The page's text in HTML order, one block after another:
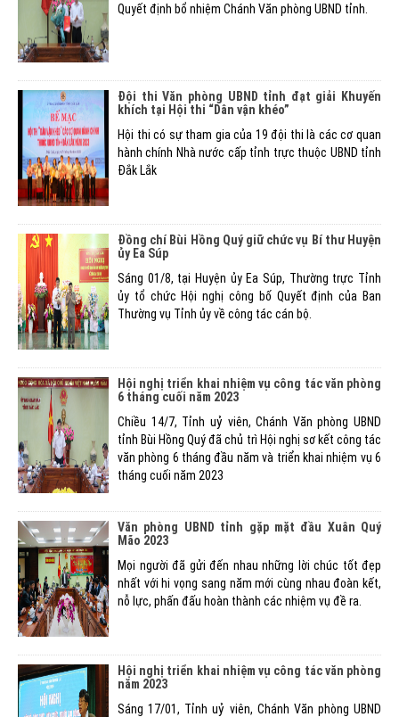
Quyết định bổ nhiệm Chánh Văn phòng UBND tỉnh.
Đội thi Văn phòng UBND tỉnh đạt giải Khuyến
khích tại Hội thi “Dân vận khéo”
Hội thi có sự tham gia của 19 đội thi là các cơ quan
hành chính Nhà nước cấp tỉnh trực thuộc UBND tỉnh
Đắk Lắk
Đồng chí Bùi Hồng Quý giữ chức vụ Bí thư Huyện
ủy Ea Súp
Sáng 01/8, tại Huyện ủy Ea Súp, Thường trực Tỉnh
ủy tổ chức Hội nghị công bố Quyết định của Ban
Thường vụ Tỉnh ủy về công tác cán bộ.
Hội nghị triển khai nhiệm vụ công tác văn phòng
6 tháng cuối năm 2023
Chiều 14/7, Tỉnh uỷ viên, Chánh Văn phòng UBND
tỉnh Bùi Hồng Quý đã chủ trì Hội nghị sơ kết công tác
văn phòng 6 tháng đầu năm và triển khai nhiệm vụ 6
tháng cuối năm 2023
Văn phòng UBND tỉnh gặp mặt đầu Xuân Quý
Mão 2023
Mọi người đã gửi đến nhau những lời chúc tốt đẹp
nhất với hi vọng sang năm mới cùng nhau đoàn kết,
nỗ lực, phấn đấu hoàn thành các nhiệm vụ đề ra.
Hội nghị triển khai nhiệm vụ công tác văn phòng
năm 2023
Sáng 17/01, Tỉnh uỷ viên, Chánh Văn phòng UBND